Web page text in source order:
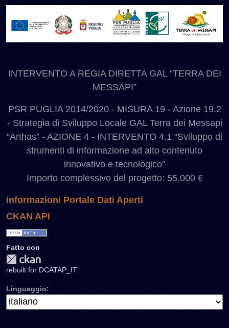
INTERVENTO A REGIA DIRETTA GAL “TERRA DEI
MESSAPI”
PSR PUGLIA 2014/2020 - MISURA 19 - Azione 19.2
- Strategia di Sviluppo Locale GAL Terra dei Messapi
“Arthas” - AZIONE 4 - INTERVENTO 4.1 “Sviluppo di
strumenti di informazione ad alto contenuto
innovativo e tecnologico”
Importo complessivo del progetto: 55.000 €
Informazioni Portale Dati Aperti
CKAN API
Fatto con
rebuilt for DCATAP_IT
Linguaggio